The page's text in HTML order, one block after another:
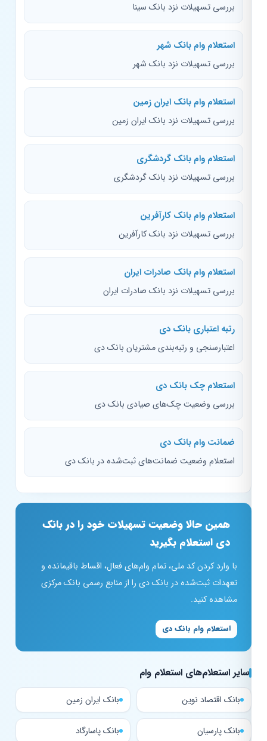
بررسی تسهیلات نزد بانک سینا
استعلام وام بانک شهر
بررسی تسهیلات نزد بانک شهر
استعلام وام بانک ایران زمین
بررسی تسهیلات نزد بانک ایران زمین
استعلام وام بانک گردشگری
بررسی تسهیلات نزد بانک گردشگری
استعلام وام بانک کارآفرین
بررسی تسهیلات نزد بانک کارآفرین
استعلام وام بانک صادرات ایران
بررسی تسهیلات نزد بانک صادرات ایران
رتبه اعتباری بانک دی
اعتبارسنجی و رتبه‌بندی مشتریان بانک دی
استعلام چک بانک دی
بررسی وضعیت چک‌های صیادی بانک دی
ضمانت وام بانک دی
استعلام وضعیت ضمانت‌های ثبت‌شده در بانک دی
همین حالا وضعیت تسهیلات خود را در بانک
دی استعلام بگیرید
با وارد کردن کد ملی، تمام وام‌های فعال، اقساط باقیمانده و
تعهدات ثبت‌شده در بانک دی را از منابع رسمی بانک مرکزی
مشاهده کنید.
استعلام وام بانک دی
سایر استعلام‌های استعلام وام
بانک اقتصاد نوین بانک ایران زمین
بانک پارسیان بانک پاسارگاد